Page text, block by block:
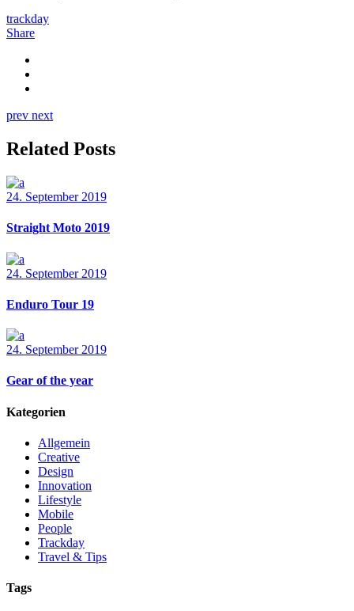
trackday
Share
prev next
Related Posts
24. September 2019
Straight Moto 2019
24. September 2019
Enduro Tour 19
24. September 2019
Gear of the year
Kategorien
Allgemein
Creative
Design
Innovation
Lifestyle
Mobile
People
Trackday
Travel & Tips
Tags